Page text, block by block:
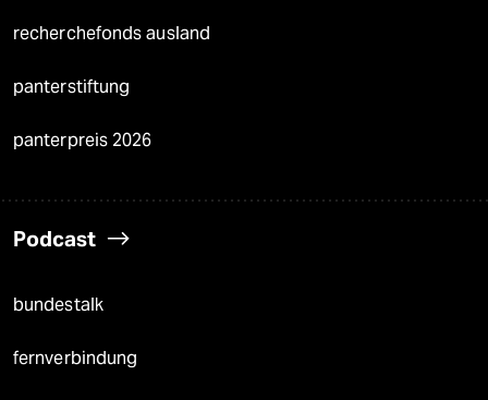
recherchefonds ausland
panterstiftung
panterpreis 2026
Podcast
bundestalk
fernverbindung